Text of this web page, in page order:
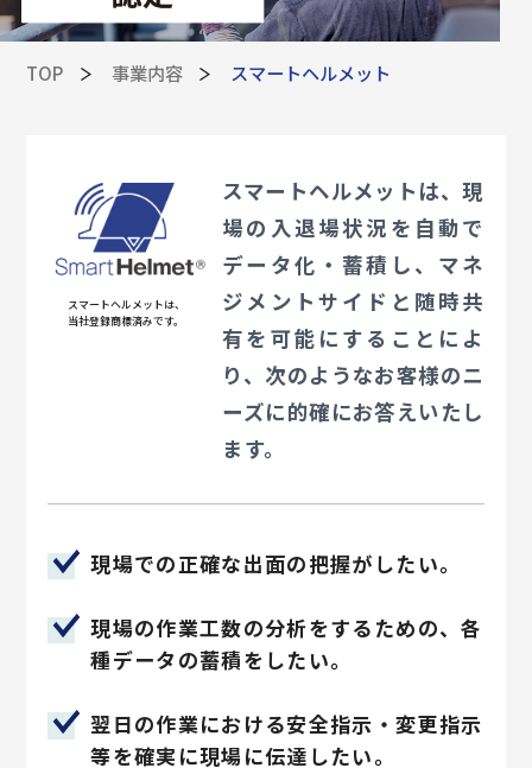
TOP 事業内容 スマートヘルメット
スマートヘルメットは、
当社登録商標済みです。
スマートヘルメットは、現
場の入退場状況を自動で
データ化・蓄積し、マネ
ジメントサイドと随時共
有を可能にすることによ
り、次のようなお客様のニ
ーズに的確にお答えいたし
ます。
現場での正確な出面の把握がしたい。
現場の作業工数の分析をするための、各
種データの蓄積をしたい。
翌日の作業における安全指示・変更指示
等を確実に現場に伝達したい。